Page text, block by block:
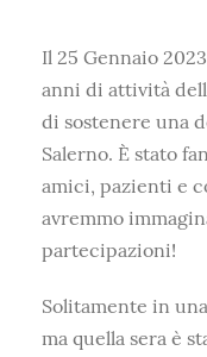
Il 25 Gennaio
anni di attività
di sostenere una
Salerno. È stato
amici, pazienti e
avremmo
partecipazioni!
Solitamente in
ma quella sera è